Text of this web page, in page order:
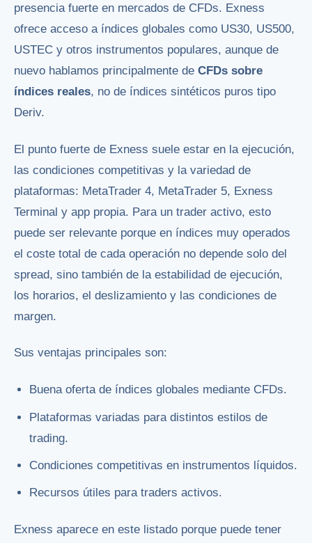
presencia fuerte en mercados de CFDs. Exness
ofrece acceso a índices globales como US30, US500,
USTEC y otros instrumentos populares, aunque de
nuevo hablamos principalmente de CFDs sobre
índices reales, no de índices sintéticos puros tipo
Deriv.
El punto fuerte de Exness suele estar en la ejecución,
las condiciones competitivas y la variedad de
plataformas: MetaTrader 4, MetaTrader 5, Exness
Terminal y app propia. Para un trader activo, esto
puede ser relevante porque en índices muy operados
el coste total de cada operación no depende solo del
spread, sino también de la estabilidad de ejecución,
los horarios, el deslizamiento y las condiciones de
margen.
Sus ventajas principales son:
Buena oferta de índices globales mediante CFDs.
Plataformas variadas para distintos estilos de
trading.
Condiciones competitivas en instrumentos líquidos.
Recursos útiles para traders activos.
Exness aparece en este listado porque puede tener